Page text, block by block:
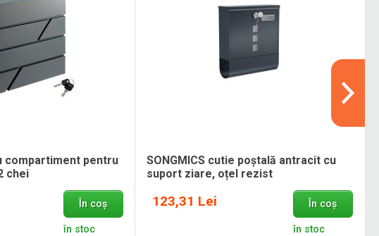
compartiment pentru
chei
În coș
în stoc
SONGMICS cutie poștală antracit cu
suport ziare, oțel rezist
123,31 Lei În coș
în stoc